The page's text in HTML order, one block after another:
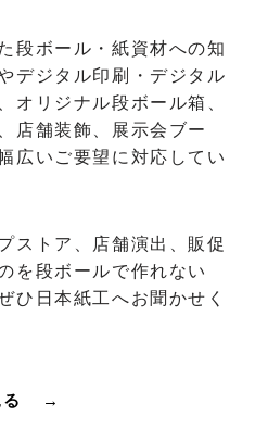
段ボール・紙資材への知
デジタル印刷・デジタル
オリジナル段ボール箱、
店舗装飾、展示会ブー
広いご要望に対応してい
ストア、店舗演出、販促
を段ボールで作れない
ひ日本紙工へお聞かせく